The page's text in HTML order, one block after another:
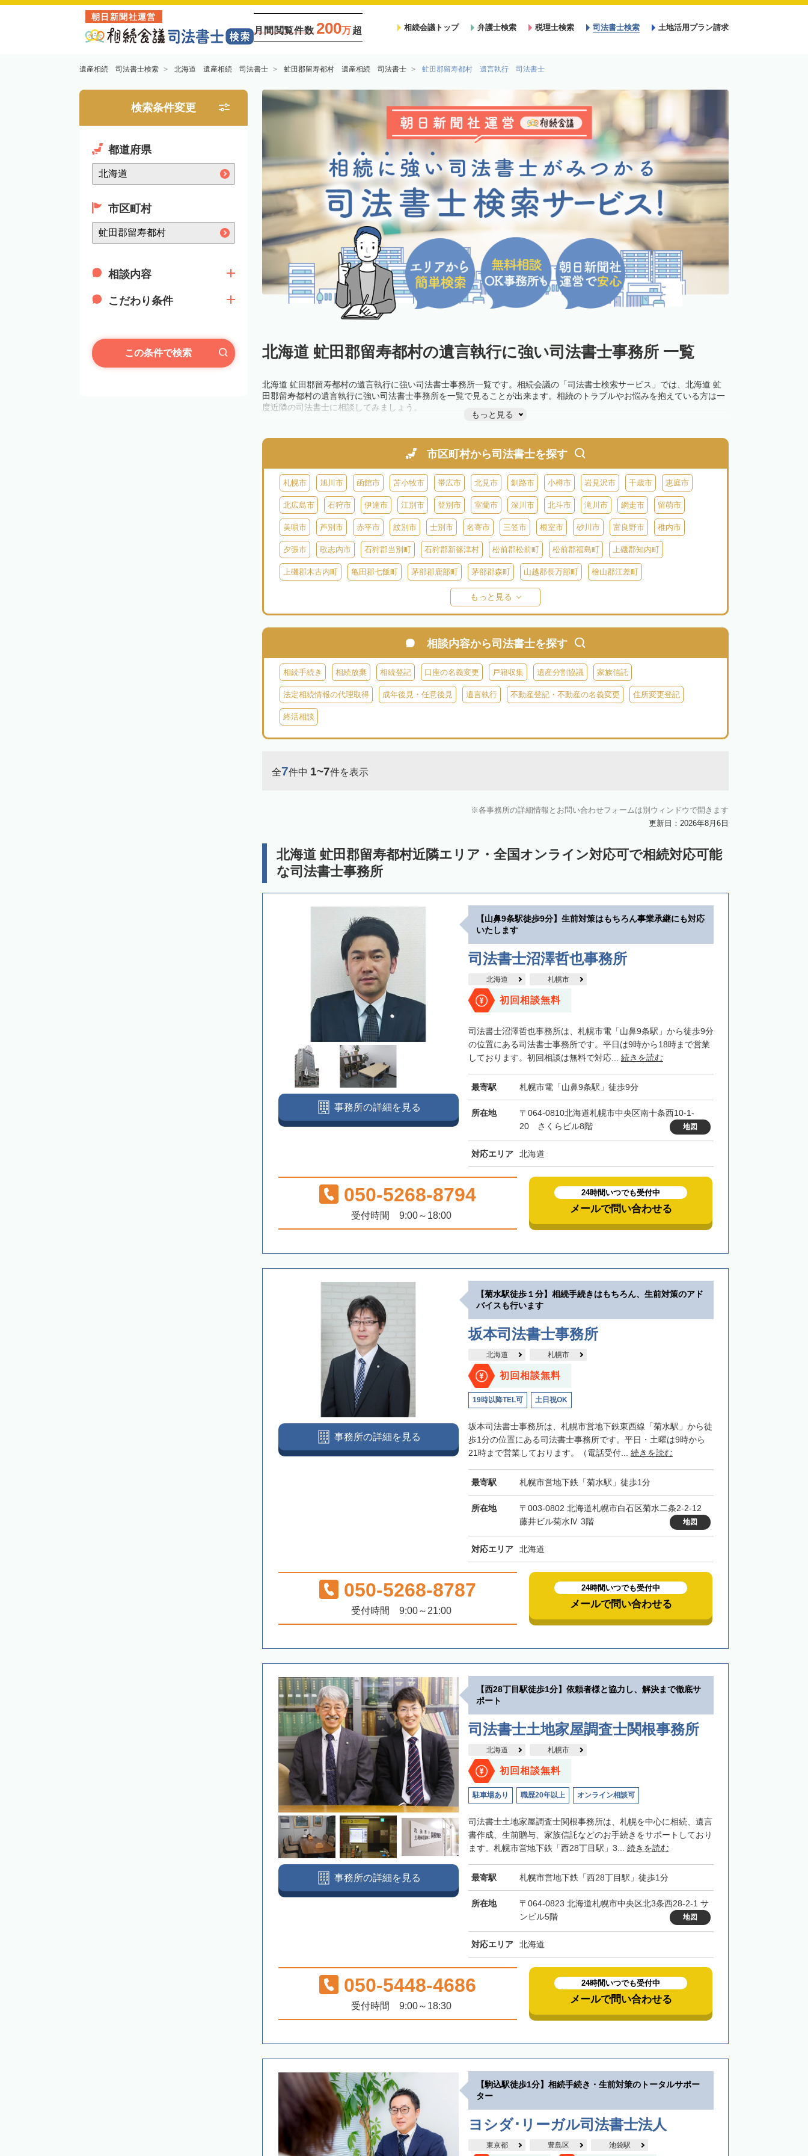
朝日新聞社運営
月間閲覧件数 200万超 相続会議トップ 弁護士検索 税理士検索 司法書士検索 土地活用プラン請求
遺産相続 司法書士検索 北海道 遺産相続 司法書士 虻田郡留寿都村 遺産相続 司法書士 虻田郡留寿都村 遺言執行 司法書士
検索条件変更
都道府県
市区町村
相談内容
こだわり条件
この条件で検索 北海道 虻田郡留寿都村の遺言執行に強い司法書士事務所 一覧
北海道 虻田郡留寿都村の遺言執行に強い司法書士事務所一覧です。相続会議の「司法書士検索サービス」では、北海道 虻
田郡留寿都村の遺言執行に強い司法書士事務所を一覧で見ることが出来ます。相続のトラブルやお悩みを抱えている方は一
度近隣の司法書士に相談してみましょう。
もっと見る
市区町村から司法書士を探す
札幌市 旭川市 函館市 苫小牧市 帯広市 北見市 釧路市 小樽市 岩見沢市 千歳市 恵庭市
北広島市 石狩市 伊達市 江別市 登別市 室蘭市 深川市 北斗市 滝川市 網走市 留萌市
美唄市 芦別市 赤平市 紋別市 士別市 名寄市 三笠市 根室市 砂川市 富良野市 稚内市
夕張市 歌志内市 石狩郡当別町 石狩郡新篠津村 松前郡松前町 松前郡福島町 上磯郡知内町
上磯郡木古内町 亀田郡七飯町 茅部郡鹿部町 茅部郡森町 山越郡長万部町 檜山郡江差町
奥尻郡奥尻町
島牧郡島牧村 寿都郡寿都町 寿都郡黒松内町 磯谷郡蘭越町 虻田郡ニセコ町 虻田郡倶知安町
虻田郡喜茂別町 虻田郡京極町 虻田郡豊浦町
岩内郡共和町 岩内郡岩内町 二海郡八雲町 古宇郡泊村 古宇郡神恵内村 古平郡古平町 積丹郡積丹町
余市郡仁木町 余市郡余市町 余市郡赤井川村 空知郡南幌町 空知郡奈井江町 空知郡上砂川町
空知郡上富良野町 空知郡中富良野町 空知郡南富良野町 夕張郡由仁町 夕張郡長沼町 夕張郡栗山町
樺戸郡月形町
上川郡東神楽町 上川郡鷹栖町
中川郡幕別町 中川郡池田町 中川郡豊頃町
天塩郡遠別町 天塩郡天塩町 天塩郡豊富町 天塩郡幌延町 宗谷郡猿払村 枝幸郡浜頓別町
網走郡津別町 網走郡大空町 斜里郡斜里町 斜里郡清里町 斜里郡小清水町 常呂郡訓子府町
常呂郡佐呂間町 紋別郡湧別町
紋別郡雄武町 白老郡白老町 沙流郡日高町 沙流郡平取町
様似郡様似町
河東郡上士幌町 河東郡鹿追町 河西郡中札内村 河西郡更別村
足寄郡足寄町
川上郡弟子屈町 白糠郡白糠町 野付郡別海町 標津郡中標津町
標津郡標津町 目梨郡羅臼町
もっと見る
相談内容から司法書士を探す
相続手続き 相続放棄 相続登記 口座の名義変更 戸籍収集 遺産分割協議 家族信託
法定相続情報の代理取得 成年後見・任意後見 遺言執行 不動産登記・不動産の名義変更 住所変更登記
終活相談
全7件中 1~7件を表示
各事務所の詳細情報とお問い合わせフォームは別ウィンドウで開きます
更新日：2026年8月6日
北海道 虻田郡留寿都村近隣エリア・全国オンライン対応可で相続対応可能
な司法書士事務所
【山鼻9条駅徒歩9分】生前対策はもちろん事業承継にも対応
いたします
司法書士沼澤哲也事務所
北海道 札幌市
初回相談無料
司法書士沼澤哲也事務所は、札幌市電「山鼻9条駅」から徒歩9分
の位置にある司法書士事務所です。平日は9時から18時まで営業
しております。初回相談は無料で対応... 続きを読む
最寄駅 札幌市電「山鼻9条駅」徒歩9分
所在地
〒064-0810北海道札幌市中央区南十条西10-1-
20 さくらビル8階
地図
対応エリア 北海道
事務所の詳細を見る
050-5268-8794
受付時間 9:00～18:00
24時間いつでも受付中
メールで問い合わせる
【菊水駅徒歩１分】相続手続きはもちろん、生前対策のアド
バイスも行います
坂本司法書士事務所
北海道 札幌市
初回相談無料
19時以降TEL可 土日祝OK
坂本司法書士事務所は、札幌市営地下鉄東西線「菊水駅」から徒
歩1分の位置にある司法書士事務所です。平日・土曜は9時から
21時まで営業しております。（電話受付... 続きを読む
最寄駅 札幌市営地下鉄「菊水駅」徒歩1分
所在地
〒003-0802 北海道札幌市白石区菊水二条2-2-12
藤井ビル菊水Ⅳ 3階
地図
対応エリア 北海道
事務所の詳細を見る
050-5268-8787
受付時間 9:00～21:00
24時間いつでも受付中
メールで問い合わせる
【西28丁目駅徒歩1分】依頼者様と協力し、解決まで徹底サ
ポート
司法書士土地家屋調査士関根事務所
北海道 札幌市
初回相談無料
駐車場あり 職歴20年以上 オンライン相談可
司法書士土地家屋調査士関根事務所は、札幌を中心に相続、遺言
書作成、生前贈与、家族信託などのお手続きをサポートしており
ます。札幌市営地下鉄「西28丁目駅」3... 続きを読む
最寄駅 札幌市営地下鉄「西28丁目駅」徒歩1分
所在地
〒064-0823 北海道札幌市中央区北3条西28-2-1 サ
ンビル5階
地図
対応エリア 北海道
事務所の詳細を見る
050-5448-4686
受付時間 9:00～18:30
24時間いつでも受付中
メールで問い合わせる
【駒込駅徒歩1分】相続手続き・生前対策のトータルサポー
ター
ヨシダ･リーガル司法書士法人
東京都 豊島区 池袋駅